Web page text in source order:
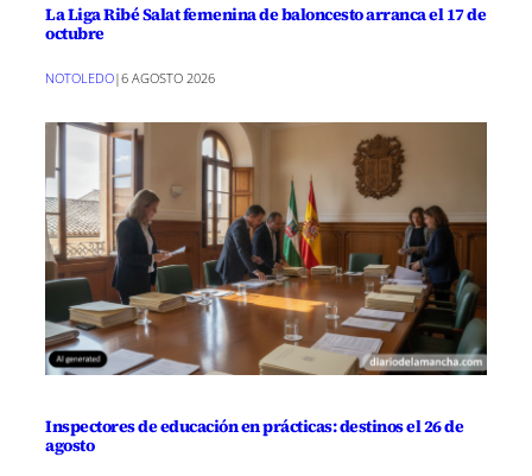
La Liga Ribé Salat femenina de baloncesto arranca el 17 de
octubre
NOTOLEDO|6 AGOSTO 2026
Inspectores de educación en prácticas: destinos el 26 de
agosto